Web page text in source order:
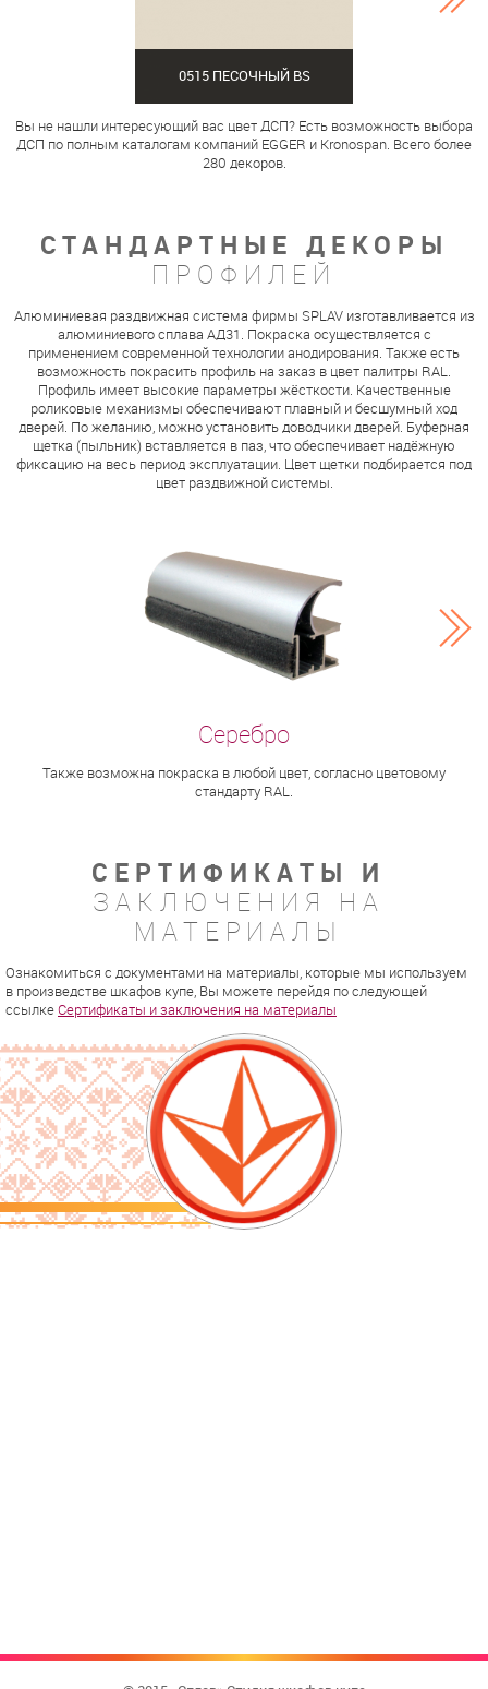
0515 ПЕСОЧНЫЙ BS
Вы не нашли интересующий вас цвет ДСП? Есть возможность выбора
ДСП по полным каталогам компаний EGGER и Kronospan. Всего более
280 декоров.
СТАНДАРТНЫЕ ДЕКОРЫ
ПРОФИЛЕЙ
Алюминиевая раздвижная система фирмы SPLAV изготавливается из
алюминиевого сплава АД31. Покраска осуществляется с
применением современной технологии анодирования. Также есть
возможность покрасить профиль на заказ в цвет палитры RAL.
Профиль имеет высокие параметры жёсткости. Качественные
роликовые механизмы обеспечивают плавный и бесшумный ход
дверей. По желанию, можно установить доводчики дверей. Буферная
щетка (пыльник) вставляется в паз, что обеспечивает надёжную
фиксацию на весь период эксплуатации. Цвет щетки подбирается под
цвет раздвижной системы.
Также возможна покраска в любой цвет, согласно цветовому
стандарту RAL.
СЕРТИФИКАТЫ И
ЗАКЛЮЧЕНИЯ НА
МАТЕРИАЛЫ
Ознакомиться с документами на материалы, которые мы используем
в произведстве шкафов купе, Вы можете перейдя по следующей
ссылкеСертификаты и заключения на материалы